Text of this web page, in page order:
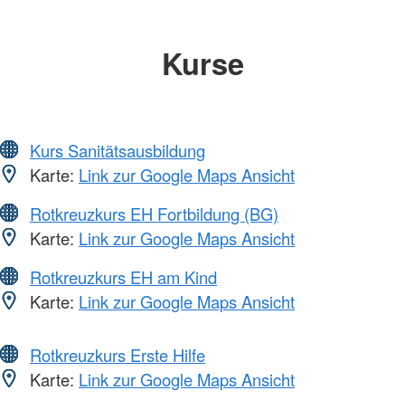
Kurse
Kurs Sanitätsausbildung
Karte: Link zur Google Maps Ansicht
Rotkreuzkurs EH Fortbildung (BG)
Karte: Link zur Google Maps Ansicht
Rotkreuzkurs EH am Kind
Karte: Link zur Google Maps Ansicht
Rotkreuzkurs Erste Hilfe
Karte: Link zur Google Maps Ansicht